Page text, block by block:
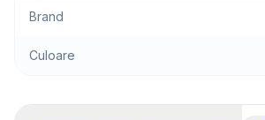
Brand
Culoare